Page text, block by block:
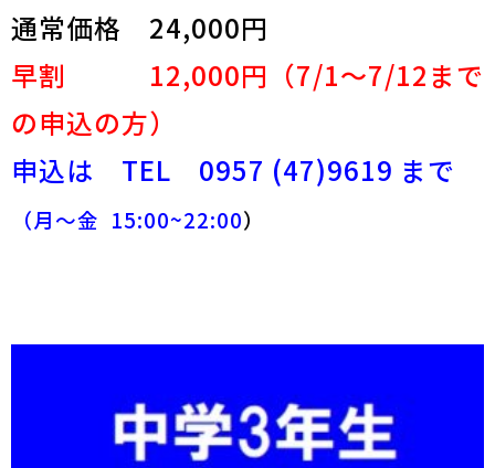
通常価格 24,000円
早割 12,000円（7/1～7/12まで
の申込の方）
申込は TEL 0957 (47)9619 まで
（月～金 15:00~22:00）